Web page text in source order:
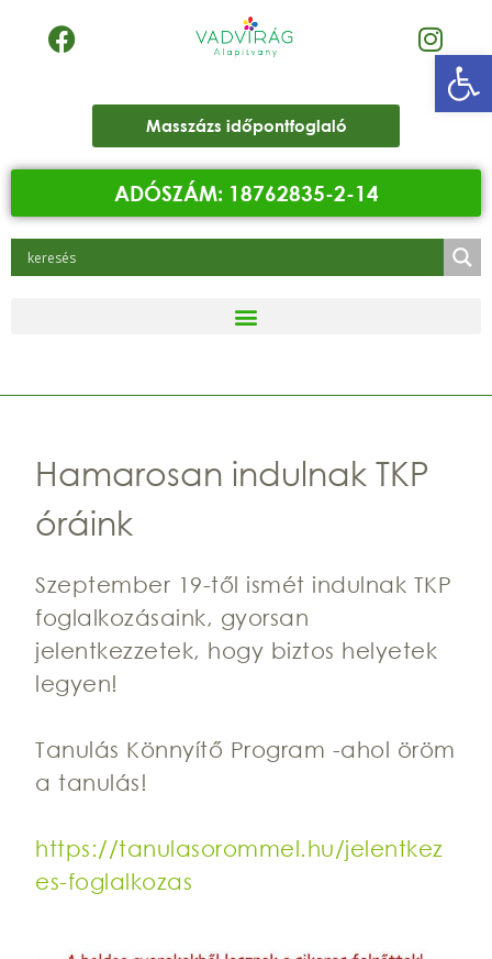
Masszázs időpontfoglaló
ADÓSZÁM: 18762835-2-14
Hamarosan indulnak TKP
óráink
Szeptember 19-től ismét indulnak TKP
foglalkozásaink, gyorsan
jelentkezzetek, hogy biztos helyetek
legyen!
Tanulás Könnyítő Program -ahol öröm
a tanulás!
https://tanulasorommel.hu/jelentkez
es-foglalkozas